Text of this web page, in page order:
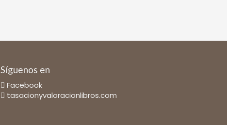
Síguenos en
Facebook
tasacionyvaloracionlibros.com